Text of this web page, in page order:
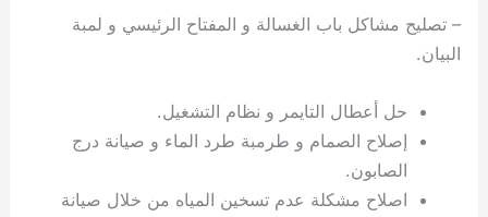
– تصليح مشاكل باب الغسالة و المفتاح الرئيسي و لمبة
البيان.
حل أعطال التايمر و نظام التشغيل.
إصلاح الصمام و طرمبة طرد الماء و صيانة درج
الصابون.
اصلاح مشكلة عدم تسخين المياه من خلال صيانة